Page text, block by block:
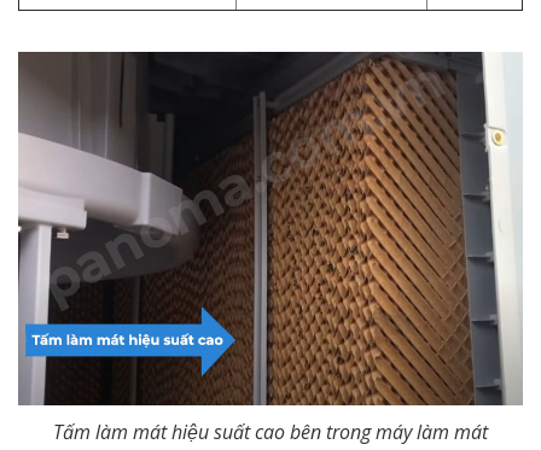
Tấm làm mát hiệu suất cao bên trong máy làm mát